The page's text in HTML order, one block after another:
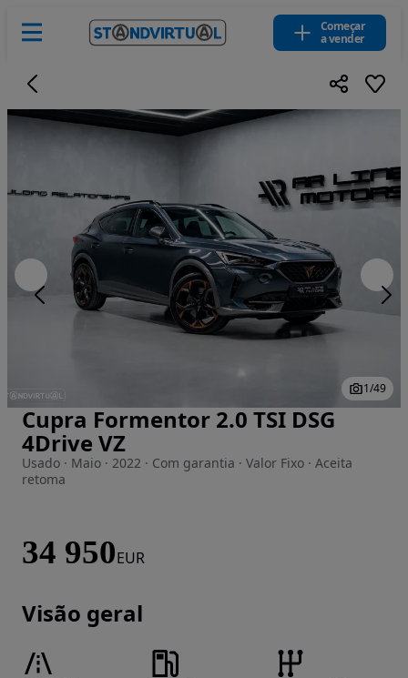
Começar
a vender
Imagem 1 de 49
1/49
Cupra Formentor 2.0 TSI DSG
4Drive VZ
Usado · Maio · 2022 · Com garantia · Valor Fixo · Aceita
retoma
34 950EUR
Visão geral